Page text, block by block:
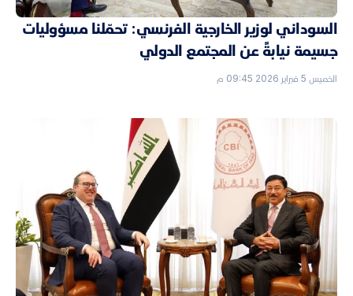
السوداني لوزير الخارجية الفرنسي: تحمّلنا مسؤوليات
جسيمة نيابةً عن المجتمع الدولي
الخميس 5 فبراير 2026 09:45 م